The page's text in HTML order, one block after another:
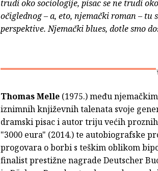
trudi oko sociologije, pisac se ne trudi
očiglednog – a, eto, njemački roman – tu
perspektive. Njemački blues, dotle smo
Thomas Melle (1975.) među
iznimnih književnih talenata svoje
dramski pisac i autor triju većih
"3000 eura" (2014.) te autobiografske
progovara o borbi s teškim oblikom
finalist prestižne nagrade Deutscher